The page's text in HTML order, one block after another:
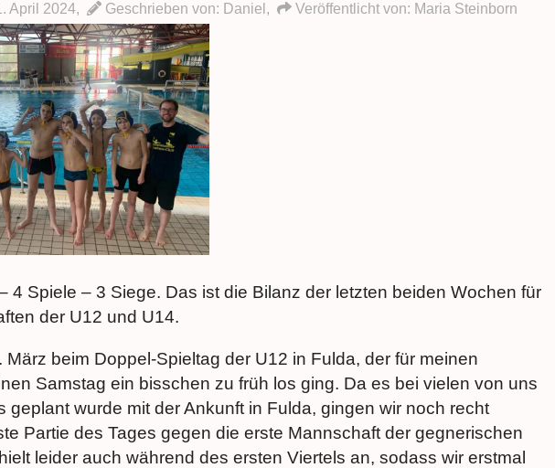
April 2024, Geschrieben von: Daniel, Veröffentlicht von: Maria Steinborn
4 Spiele – 3 Siege. Das ist die Bilanz der letzten beiden Wochen für
der U12 und U14.
März beim Doppel-Spieltag der U12 in Fulda, der für meinen
Samstag ein bisschen zu früh los ging. Da es bei vielen von uns
geplant wurde mit der Ankunft in Fulda, gingen wir noch recht
Partie des Tages gegen die erste Mannschaft der gegnerischen
leider auch während des ersten Viertels an, sodass wir erstmal